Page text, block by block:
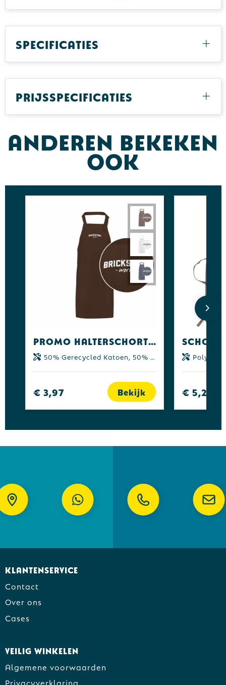
Specificaties
Prijsspecificaties
Anderen bekeken
ook
Promo halterschort 75x85 cm
50% Gerecycled Katoen, 50% Rpet
€ 3,97 Bekijk € 5,23
Klantenservice
Contact
Over ons
Cases
Veilig winkelen
Algemene voorwaarden
Privacyverklaring